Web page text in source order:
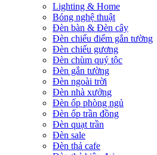
Lighting & Home
Bóng nghệ thuật
Đèn bàn & Đèn cây
Đèn chiếu điểm gắn tường
Đèn chiếu gương
Đèn chùm quý tộc
Đèn gắn tường
Đèn ngoài trời
Đèn nhà xưởng
Đèn ốp phòng ngủ
Đèn ốp trần đồng
Đèn quạt trần
Đèn sale
Đèn thả cafe